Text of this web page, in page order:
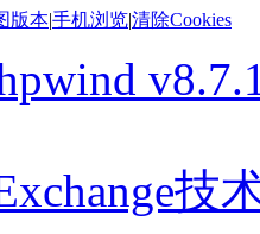
版本|手机浏览|清除Cookies
技